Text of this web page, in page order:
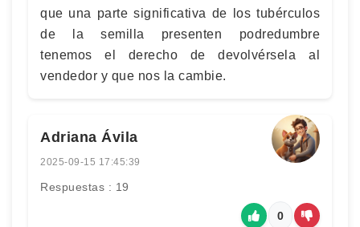
que una parte significativa de los tubérculos
de la semilla presenten podredumbre
tenemos el derecho de devolvérsela al
vendedor y que nos la cambie.
Adriana Ávila
2025-09-15 17:45:39
Respuestas : 19
0